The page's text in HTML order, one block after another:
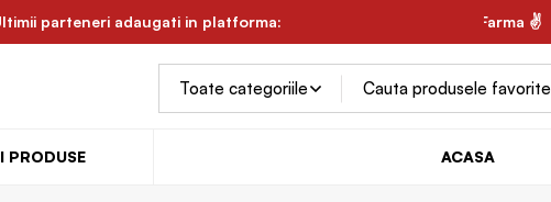
parteneri adaugati in platforma:
florale bio 100% naturale ✌ ✌ Spring Farma ✌
PRODUSE ACASA